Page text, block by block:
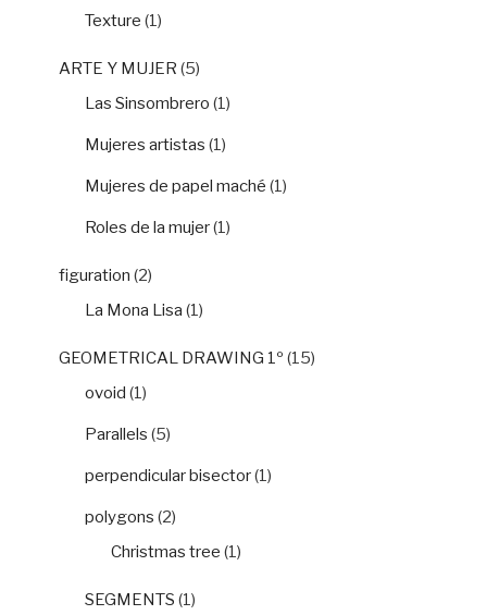
Texture (1)
ARTE Y MUJER (5)
Las Sinsombrero (1)
Mujeres artistas (1)
Mujeres de papel maché (1)
Roles de la mujer(1)
figuration (2)
La Mona Lisa (1)
GEOMETRICAL DRAWING 1º (15)
ovoid (1)
Parallels (5)
perpendicular bisector(1)
polygons (2)
Christmas tree (1)
SEGMENTS (1)